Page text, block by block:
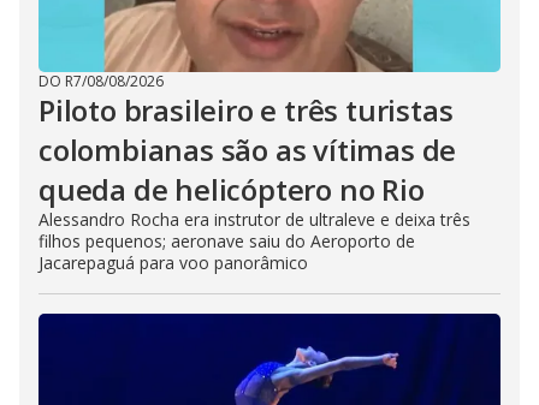
DO R7/08/08/2026
Piloto brasileiro e três turistas
colombianas são as vítimas de
queda de helicóptero no Rio
Alessandro Rocha era instrutor de ultraleve e deixa três
filhos pequenos; aeronave saiu do Aeroporto de
Jacarepaguá para voo panorâmico